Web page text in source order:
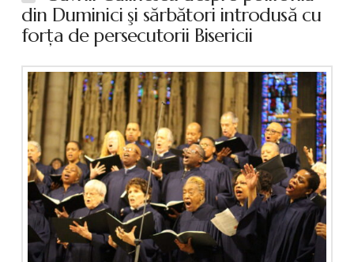
din Duminici şi sărbători introdusă cu
forţa de persecutorii Bisericii